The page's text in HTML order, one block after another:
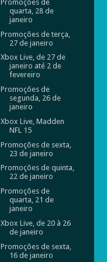
Promoções de
quarta, 28 de
janeiro
Promoções de terça,
27 de janeiro
Xbox Live, de 27 de
janeiro até 2 de
fevereiro
Promoções de
segunda, 26 de
janeiro
Xbox Live, Madden
NFL 15
Promoções de sexta,
23 de janeiro
Promoções de quinta,
22 de janeiro
Promoções de
quarta, 21 de
janeiro
Xbox Live, de 20 à 26
de janeiro
Promoções de sexta,
16 de janeiro